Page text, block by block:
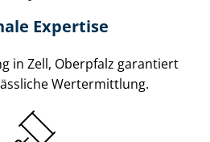
Expertise
in Zell, Oberpfalz garantiert
Wertermittlung.